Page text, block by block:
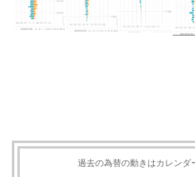
過去の為替の動きはカレンダ